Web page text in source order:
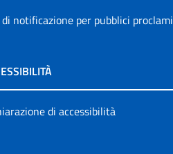
notificazione per pubblici proclami
di accessibilità